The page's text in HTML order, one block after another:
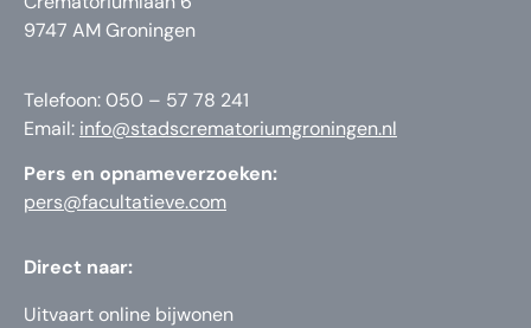
9747 AM Groningen
Telefoon: 050 – 57 78 241
Email: info@stadscrematoriumgroningen.nl
Pers en opnameverzoeken:
pers@facultatieve.com
Direct naar:
Uitvaart online bijwonen